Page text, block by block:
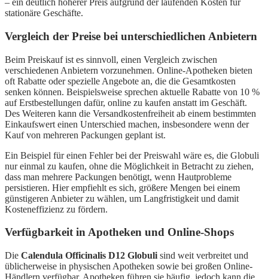
– ein deutlich höherer Preis aufgrund der laufenden Kosten für
stationäre Geschäfte.
Vergleich der Preise bei unterschiedlichen Anbietern
Beim Preiskauf ist es sinnvoll, einen Vergleich zwischen
verschiedenen Anbietern vorzunehmen. Online-Apotheken bieten
oft Rabatte oder spezielle Angebote an, die die Gesamtkosten
senken können. Beispielsweise sprechen aktuelle Rabatte von 10 %
auf Erstbestellungen dafür, online zu kaufen anstatt im Geschäft.
Des Weiteren kann die Versandkostenfreiheit ab einem bestimmten
Einkaufswert einen Unterschied machen, insbesondere wenn der
Kauf von mehreren Packungen geplant ist.
Ein Beispiel für einen Fehler bei der Preiswahl wäre es, die Globuli
nur einmal zu kaufen, ohne die Möglichkeit in Betracht zu ziehen,
dass man mehrere Packungen benötigt, wenn Hautprobleme
persistieren. Hier empfiehlt es sich, größere Mengen bei einem
günstigeren Anbieter zu wählen, um Langfristigkeit und damit
Kosteneffizienz zu fördern.
Verfügbarkeit in Apotheken und Online-Shops
Die Calendula Officinalis D12 Globuli sind weit verbreitet und
üblicherweise in physischen Apotheken sowie bei großen Online-
Händlern verfügbar. Apotheken führen sie häufig, jedoch kann die